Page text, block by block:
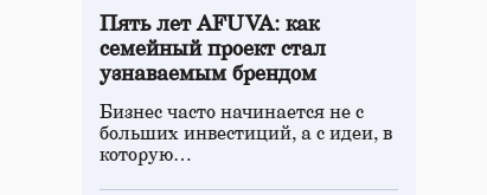
Пять лет AFUVA: как
семейный проект стал
узнаваемым брендом
Бизнес часто начинается не с
больших инвестиций, а с идеи, в
которую…